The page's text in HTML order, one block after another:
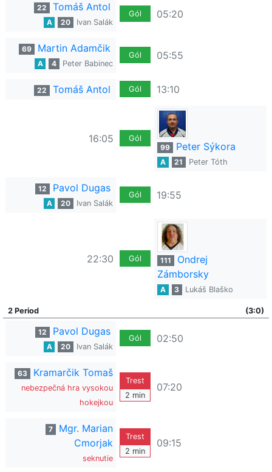
22 Tomáš Antol
A 20 Ivan Salák
Gól 05:20
69 Martin Adamčik
A 4 Peter Babinec
Gól 05:55
22 Tomáš Antol Gól 13:10
16:05
Gól
99
Peter Sýkora
A 21 Peter Tóth
12 Pavol Dugas
A 20 Ivan Salák
Gól 19:55
22:30 Gól 111
Ondrej
Zámborsky
A 3 Lukáš Blaško
2 Period (3:0)
12 Pavol Dugas
A 20 Ivan Salák
Gól 02:50
63 Kramarčik Tomaš
nebezpečná hra vysokou
hokejkou
Trest
2 min
07:20
7
Mgr. Marian
Cmorjak
seknutie
Trest
2 min
09:15